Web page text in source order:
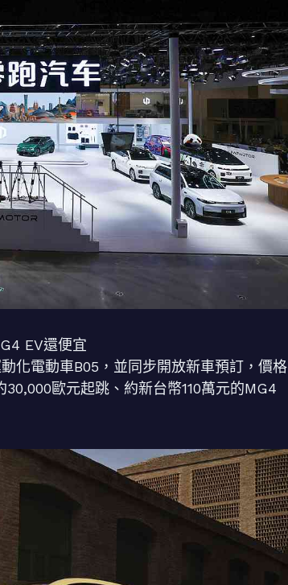
EV還便宜
化電動車B05，並同步開放新車預訂，價格
歐元起跳、約新台幣110萬元的MG4